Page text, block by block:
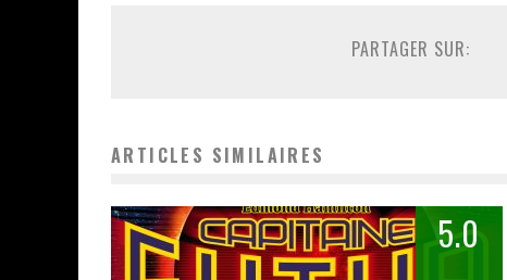
PARTAGER SUR:
ARTICLES SIMILAIRES
5.0